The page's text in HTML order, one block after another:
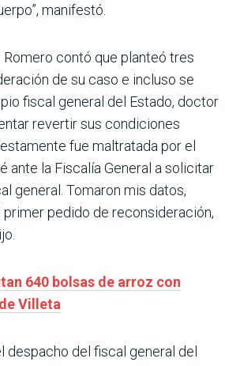
manifestó.
Romero contó que planteó tres
de su caso e incluso se
fiscal general del Estado, doctor
revertir sus condiciones
fue maltratada por el
ante la Fiscalía General a solicitar
general. Tomaron mis datos,
pedido de reconsideración,
640 bolsas de arroz con
Villeta
despacho del fiscal general del